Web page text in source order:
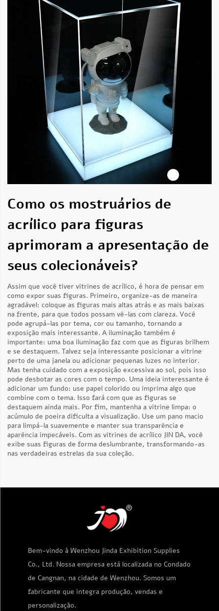
Como os mostruários de
acrílico para figuras
aprimoram a apresentação de
seus colecionáveis?
Assim que você tiver vitrines de acrílico, é hora de pensar em
como expor suas figuras. Primeiro, organize-as de maneira
agradável: coloque as figuras mais altas atrás e as mais baixas
na frente, para que todos possam vê-las com clareza. Você
pode agrupá-las por tema, cor ou tamanho, tornando a
exposição mais interessante. A iluminação também é
importante: uma boa iluminação faz com que as figuras brilhem
e se destaquem. Talvez seja interessante posicionar a vitrine
perto de uma janela ou adicionar pequenas luzes no interior.
Mas tenha cuidado com a exposição excessiva ao sol, pois isso
pode desbotar as cores com o tempo. Uma ideia interessante é
adicionar um fundo: use papel colorido ou imprima algo que
combine com o tema. Isso fará com que as figuras se
destaquem ainda mais. Por fim, mantenha a vitrine limpa: o
acúmulo de poeira dificulta a visualização. Use um pano macio
para limpá-la suavemente e manter sua transparência e
aparência impecáveis. Com as vitrines de acrílico JIN DA, você
exibe suas figuras de forma deslumbrante, transformando-as
nas verdadeiras estrelas da sua coleção.
Bem-vindo à Wenzhou Jinda Exhibition Supplies
Co., Ltd. Nossa empresa está localizada no Condado
de Cangnan, na cidade de Wenzhou. Somos um
fabricante que integra produção, vendas e
personalização.